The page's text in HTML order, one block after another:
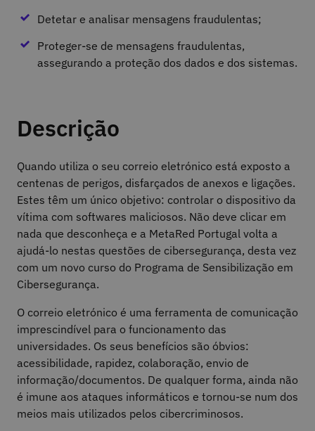
Detetar e analisar mensagens fraudulentas;
Proteger-se de mensagens fraudulentas,
assegurando a proteção dos dados e dos sistemas.
Descrição
Quando utiliza o seu correio eletrónico está exposto a
centenas de perigos, disfarçados de anexos e ligações.
Estes têm um único objetivo: controlar o dispositivo da
vítima com softwares maliciosos. Não deve clicar em
nada que desconheça e a MetaRed Portugal volta a
ajudá-lo nestas questões de cibersegurança, desta vez
com um novo curso do Programa de Sensibilização em
Cibersegurança.
O correio eletrónico é uma ferramenta de comunicação
imprescindível para o funcionamento das
universidades. Os seus benefícios são óbvios:
acessibilidade, rapidez, colaboração, envio de
informação/documentos. De qualquer forma, ainda não
é imune aos ataques informáticos e tornou-se num dos
meios mais utilizados pelos cibercriminosos.